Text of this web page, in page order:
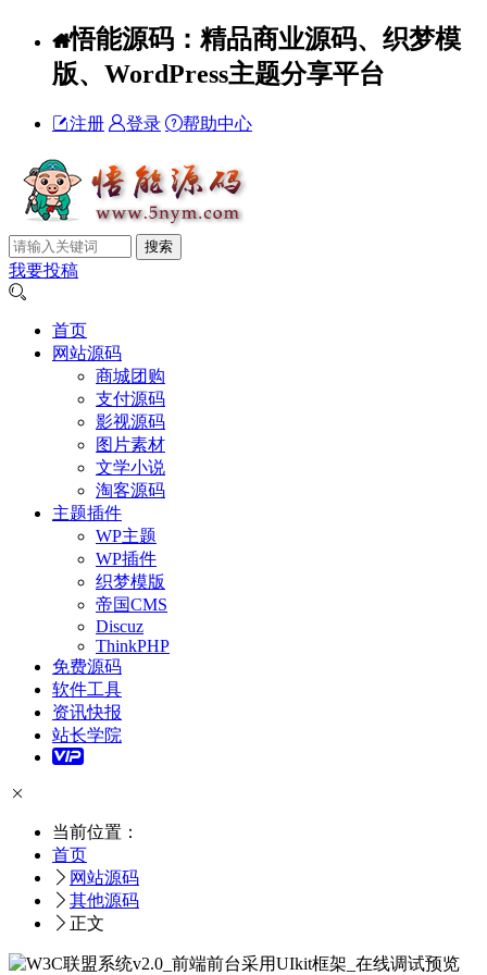
悟能源码：精品商业源码、织梦模
版、WordPress主题分享平台
注册 登录 帮助中心
我要投稿
首页
网站源码
商城团购
支付源码
影视源码
图片素材
文学小说
淘客源码
主题插件
WP主题
WP插件
织梦模版
帝国CMS
Discuz
ThinkPHP
免费源码
软件工具
资讯快报
站长学院
当前位置：
首页
网站源码
其他源码
正文